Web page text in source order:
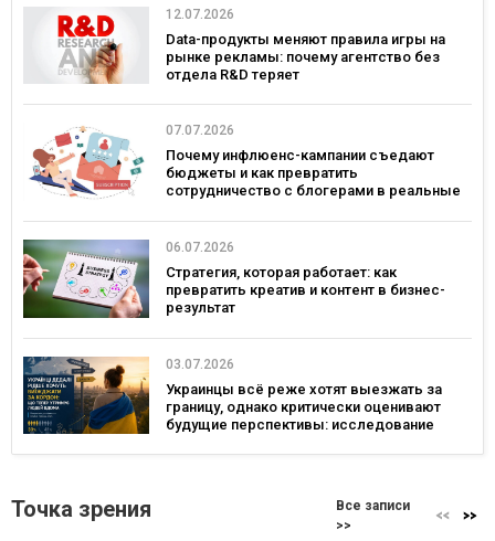
12.07.2026
Data-продукты меняют правила игры на
рынке рекламы: почему агентство без
отдела R&D теряет
07.07.2026
Почему инфлюенс-кампании съедают
бюджеты и как превратить
сотрудничество с блогерами в реальные
06.07.2026
Стратегия, которая работает: как
превратить креатив и контент в бизнес-
результат
03.07.2026
Украинцы всё реже хотят выезжать за
границу, однако критически оценивают
будущие перспективы: исследование
Точка зрения
Все записи
>>